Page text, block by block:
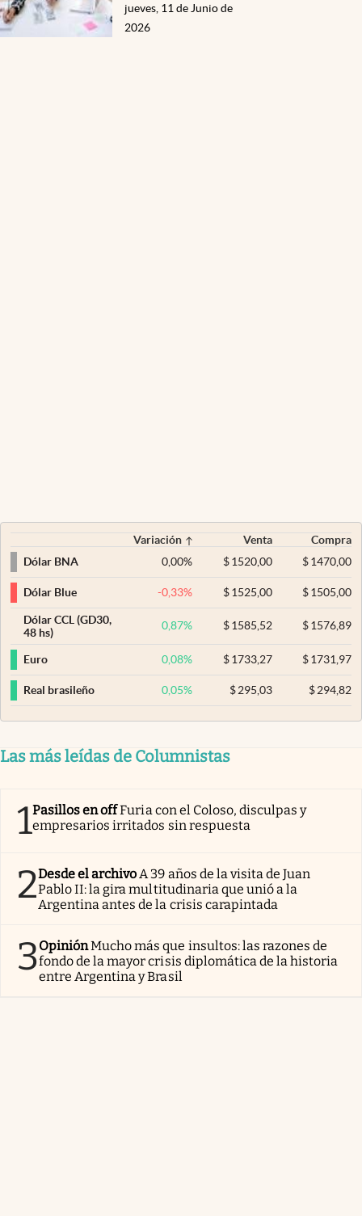
jueves, 11 de Junio de
2026
Variación Venta
Compra
Dólar BNA
0,00% $ 1520,00 $1470,00
Dólar Blue -0,33% $ 1525,00 $1505,00
Dólar CCL (GD30,
48 hs)
0,87% $ 1585,52 $1576,89
Euro 0,08% $ 1733,27 $1731,97
Real brasileño 0,05% $ 295,03 $294,82
Las más leídas de Columnistas
1Pasillos en offFuria con el Coloso, disculpas y
empresarios irritados sin respuesta
2Desde el archivoA 39 años de la visita de Juan
Pablo II: la gira multitudinaria que unió a la
Argentina antes de la crisis carapintada
3OpiniónMucho más que insultos: las razones de
fondo de la mayor crisis diplomática de la historia
entre Argentina y Brasil